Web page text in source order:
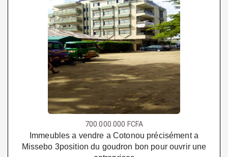
700.000.000 FCFA
Immeubles a vendre a Cotonou précisément a
Missebo 3position du goudron bon pour ouvrir une